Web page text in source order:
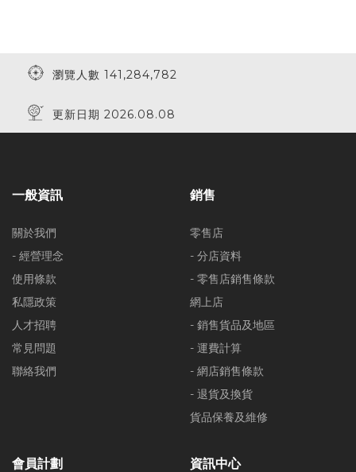
瀏覽人數 141,284,782
更新日期 2026.08.08
一般資訊
關於我們
- 經營理念
使用條款
私隱政策
人才招聘
常見問題
聯絡我們
銷售
零售店
- 分店資料
- 零售店銷售條款
網上店
- 銷售貨品及地區
- 運費計算
- 網店銷售條款
- 退貨及換貨
貨品保養及維修
會員計劃 資訊中心